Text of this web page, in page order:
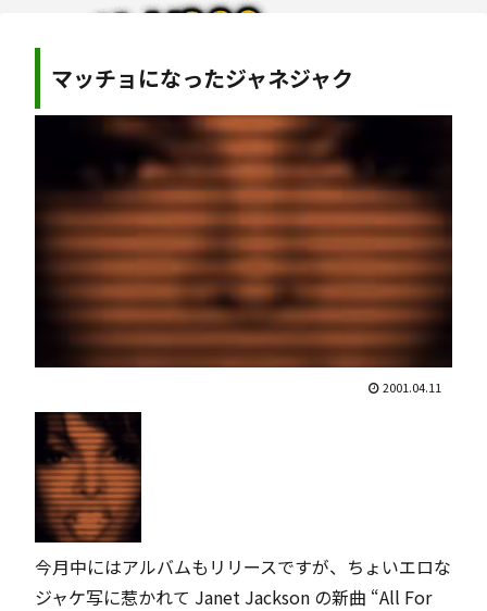
マッチョになったジャネジャク
2001.04.11
今月中にはアルバムもリリースですが、ちょいエロな
ジャケ写に惹かれて Janet Jackson の新曲 “All For